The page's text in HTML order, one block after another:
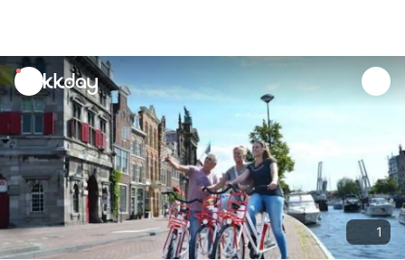
unread
notifications
1